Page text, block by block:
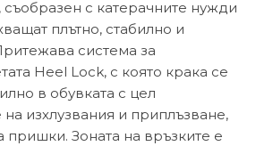
с катерачните нужди
плътно, стабилно и
система за
Heel Lock, с която крака се
в обувката с цел
изхлузвания и приплъзване,
пришки. Зоната на връзките е